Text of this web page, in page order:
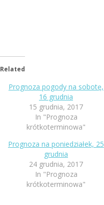
Related
Prognoza pogody na sobotę,
16 grudnia
15 grudnia, 2017
In "Prognoza
krótkoterminowa"
Prognoza na poniedziałek, 25
grudnia
24 grudnia, 2017
In "Prognoza
krótkoterminowa"